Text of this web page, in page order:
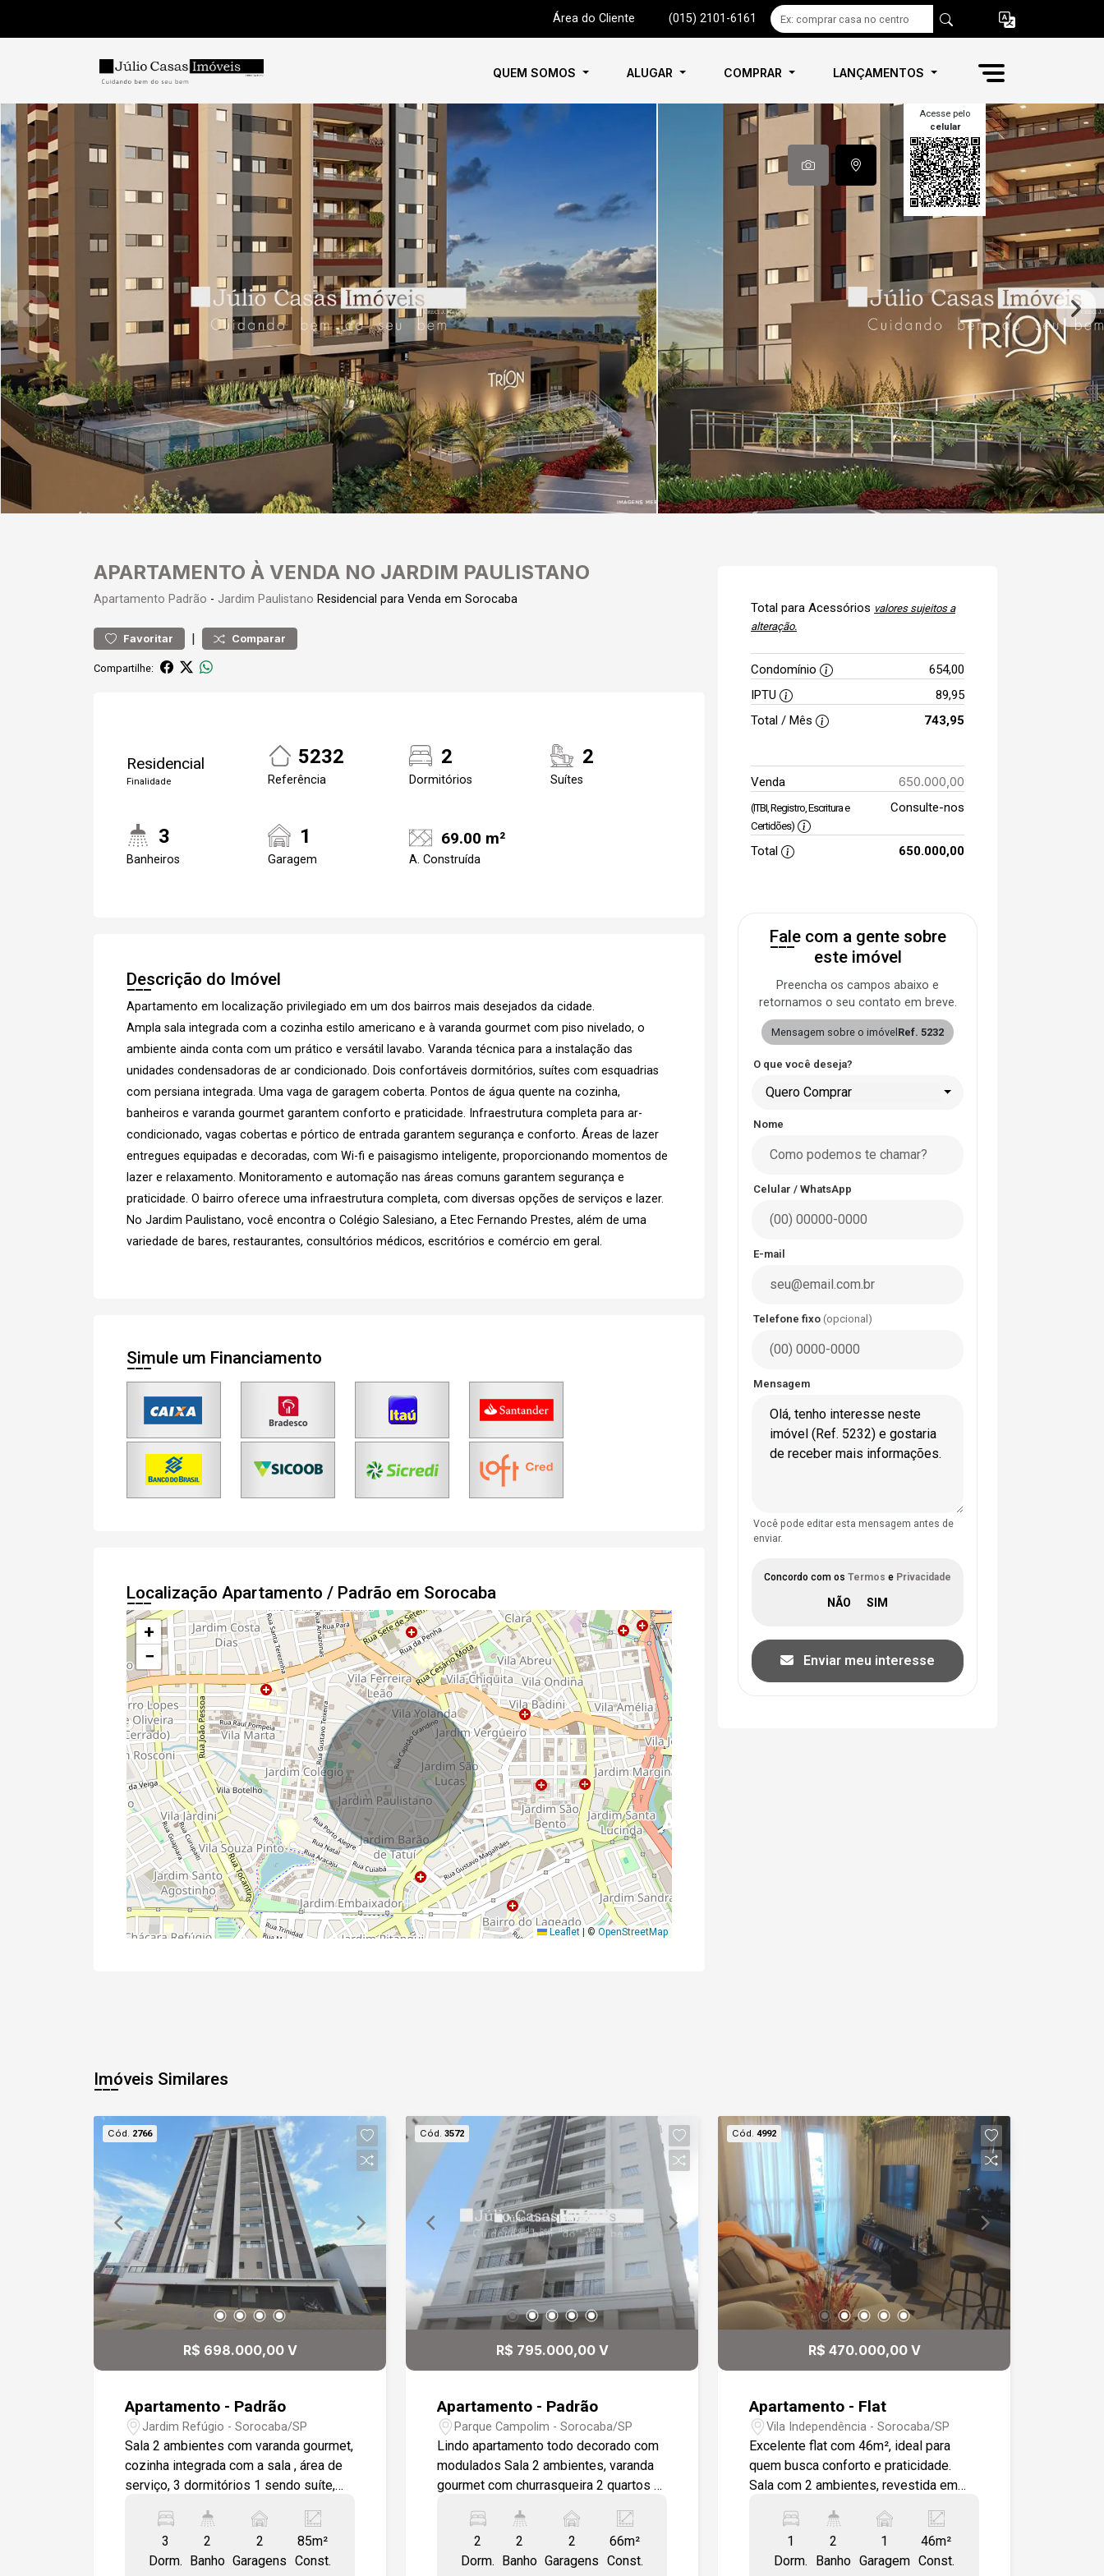
Área do Cliente (015) 2101-6161
QUEM SOMOS ALUGAR COMPRAR LANÇAMENTOS
Acesse pelo
celular
APARTAMENTO À VENDA NO JARDIM PAULISTANO
Apartamento Padrão - Jardim Paulistano Residencial para Venda em Sorocaba
Favoritar | Comparar
Compartilhe:
Residencial
Finalidade
5232
Referência
2
Dormitórios
2
Suítes
3
Banheiros
1
Garagem
69.00 m²
A. Construída
Descrição do Imóvel
Apartamento em localização privilegiado em um dos bairros mais desejados da cidade.
Ampla sala integrada com a cozinha estilo americano e à varanda gourmet com piso nivelado, o
ambiente ainda conta com um prático e versátil lavabo. Varanda técnica para a instalação das
unidades condensadoras de ar condicionado. Dois confortáveis dormitórios, suítes com esquadrias
com persiana integrada. Uma vaga de garagem coberta. Pontos de água quente na cozinha,
banheiros e varanda gourmet garantem conforto e praticidade. Infraestrutura completa para ar-
condicionado, vagas cobertas e pórtico de entrada garantem segurança e conforto. Áreas de lazer
entregues equipadas e decoradas, com Wi-fi e paisagismo inteligente, proporcionando momentos de
lazer e relaxamento. Monitoramento e automação nas áreas comuns garantem segurança e
praticidade. O bairro oferece uma infraestrutura completa, com diversas opções de serviços e lazer.
No Jardim Paulistano, você encontra o Colégio Salesiano, a Etec Fernando Prestes, além de uma
variedade de bares, restaurantes, consultórios médicos, escritórios e comércio em geral.
Simule um Financiamento
Localização Apartamento / Padrão em Sorocaba
+
−
Leaflet © OpenStreetMap
Total para Acessórios valores sujeitos a
alteração.
Condomínio
654,00
IPTU
89,95
Total / Mês
743,95
Venda 650.000,00
(ITBI, Registro, Escritura e
Certidões)
Consulte-nos
Total 650.000,00
Fale com a gente sobre
este imóvel
Preencha os campos abaixo e
retornamos o seu contato em breve.
Mensagem sobre o imóvel Ref. 5232
O que você deseja?
Quero Comprar
Nome
Celular / WhatsApp
E-mail
Telefone fixo (opcional)
Mensagem
Você pode editar esta mensagem antes de
enviar.
Concordo com os Termos e Privacidade
Enviar meu interesse
Imóveis Similares
Cód. 2766
R$ 698.000,00 V
Apartamento - Padrão
Jardim Refúgio - Sorocaba/SP
Sala 2 ambientes com varanda gourmet,
cozinha integrada com a sala , área de
serviço, 3 dormitórios 1 sendo suíte,
frias em porcelanato, revestimentos em
porcelanato, dormitórios em laminado
de madeira, estrutura pronta para as
3
Dorm.
2
Banho
2
Garagens
85m²
Const.
Cód. 3572
R$ 795.000,00 V
Apartamento - Padrão
Parque Campolim - Sorocaba/SP
Lindo apartamento todo decorado com
modulados Sala 2 ambientes, varanda
gourmet com churrasqueira 2 quartos 1
banheiros com box em vidro e gabinete.
2 vagas de garagem cobertas e 1
depósito
2
Dorm.
2
Banho
2
Garagens
66m²
Const.
Cód. 4992
R$ 470.000,00 V
Apartamento - Flat
Vila Independência - Sorocaba/SP
Excelente flat com 46m², ideal para
quem busca conforto e praticidade.
Sala com 2 ambientes, revestida em
Cozinha americana equipada, com
bancada em granito. Lavabo e área de
serviço. Varanda gourmet para
1
Dorm.
2
Banho
1
Garagem
46m²
Const.